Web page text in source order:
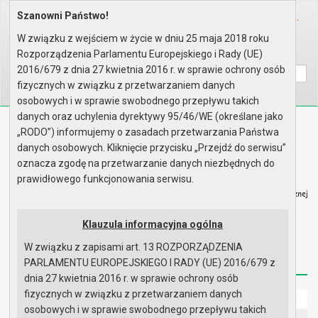
Home Informacje
Wybory Prezydenta Rzeczypospol..
Wyszukaj na stronie:
A AA
Biuletyn Informacji Publicznej
Urząd Miasta i Gminy w Gryfinie
Redakcja Instrukcja korzystania Dostępność
Strona główna
Szanowni Państwo!
W związku z wejściem w życie w dniu 25 maja 2018 roku
Rozporządzenia Parlamentu Europejskiego i Rady (UE)
2016/679 z dnia 27 kwietnia 2016 r. w sprawie ochrony osób
fizycznych w związku z przetwarzaniem danych
osobowych i w sprawie swobodnego przepływu takich
danych oraz uchylenia dyrektywy 95/46/WE (określane jako
„RODO”) informujemy o zasadach przetwarzania Państwa
danych osobowych. Kliknięcie przycisku „Przejdź do serwisu”
oznacza zgodę na przetwarzanie danych niezbędnych do
prawidłowego funkcjonowania serwisu.
Klauzula informacyjna ogólna
W związku z zapisami art. 13 ROZPORZĄDZENIA
PARLAMENTU EUROPEJSKIEGO I RADY (UE) 2016/679 z
dnia 27 kwietnia 2016 r. w sprawie ochrony osób
fizycznych w związku z przetwarzaniem danych
osobowych i w sprawie swobodnego przepływu takich